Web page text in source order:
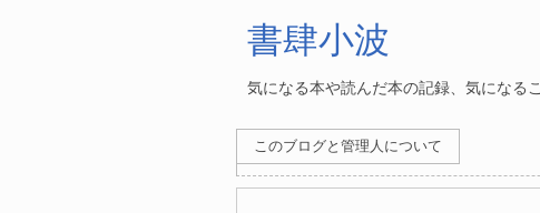
書肆小波
気になる本や読んだ本の記録、気になる
このブログと管理人について